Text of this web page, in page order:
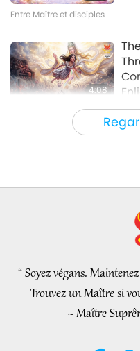
12:43
Entre Maître et disciples
4:08
Nouvelles d'exception
35:06
“ Soyez végans.
Trouvez un Maître si
~ Maître